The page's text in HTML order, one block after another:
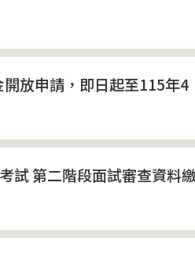
放申請，即日起至115年4
試 第二階段面試審查資料